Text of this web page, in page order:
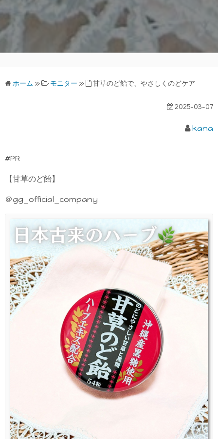
ホーム » モニター » 甘草のど飴で、やさしくのどケア
2025-03-07
kana
#PR
【甘草のど飴】
＠gg_official_company